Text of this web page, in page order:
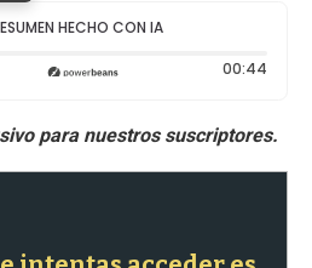
HECHO CON IA
transcurrido: 0 segundos 00:44